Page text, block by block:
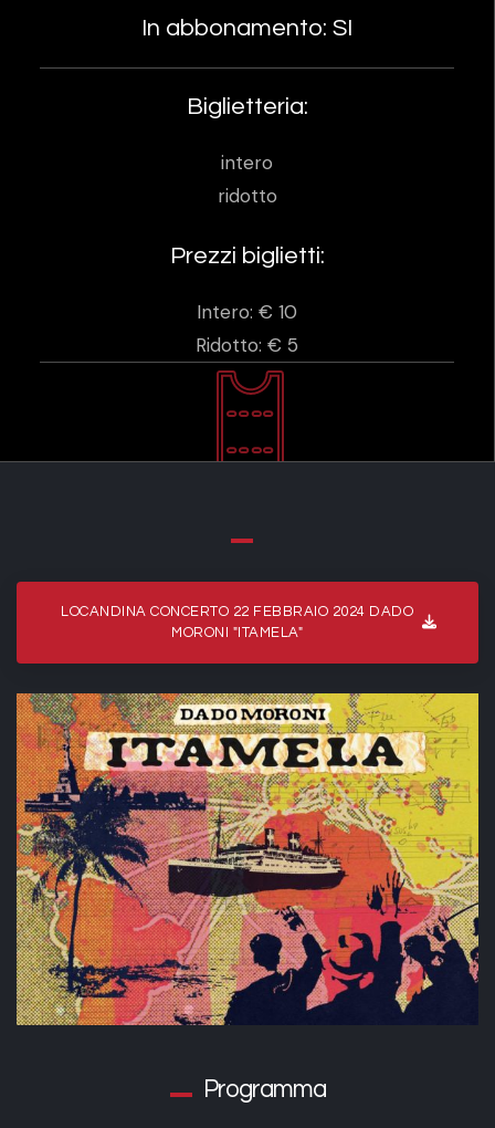
In abbonamento: SI
Biglietteria:
intero
ridotto
Prezzi biglietti:
Intero: € 10
Ridotto: € 5
LOCANDINA CONCERTO 22 FEBBRAIO 2024 DADO
MORONI "ITAMELA"
Programma